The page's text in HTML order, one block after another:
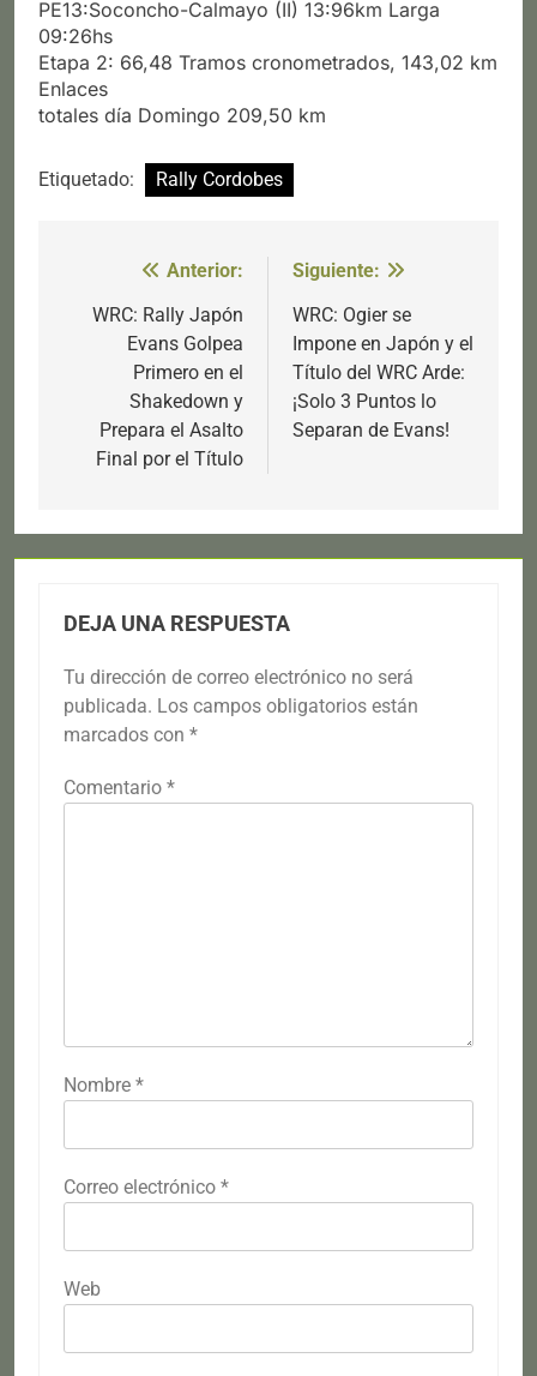
PE13:Soconcho-Calmayo (II) 13:96km Larga
09:26hs
Etapa 2: 66,48 Tramos cronometrados, 143,02 km
Enlaces
totales día Domingo 209,50 km
Etiquetado: Rally Cordobes
Navegación
de
entradas
Anterior:
WRC: Rally Japón
Evans Golpea
Primero en el
Shakedown y
Prepara el Asalto
Final por el Título
Siguiente:
WRC: Ogier se
Impone en Japón y el
Título del WRC Arde:
¡Solo 3 Puntos lo
Separan de Evans!
DEJA UNA RESPUESTA
Tu dirección de correo electrónico no será
publicada. Los campos obligatorios están
marcados con *
Comentario *
Nombre *
Correo electrónico *
Web